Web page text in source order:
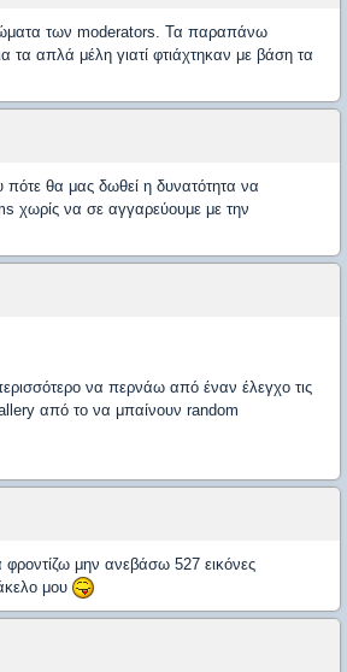
των moderators. Τα παραπάνω
τα απλά μέλη γιατί φτιάχτηκαν με βάση τα
πότε θα μας δωθεί η δυνατότητα να
χωρίς να σε αγγαρεύουμε με την
να περνάω από έναν έλεγχο τις
από το να μπαίνουν random
φροντίζω μην ανεβάσω 527 εικόνες
μου